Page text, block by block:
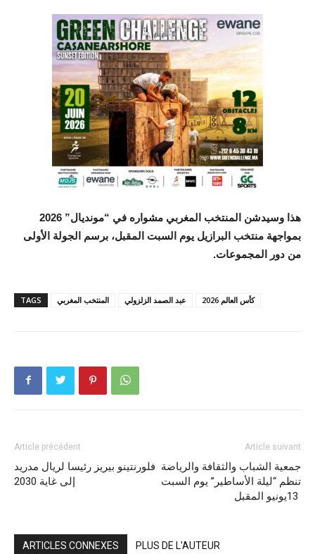
هذا وسيدشن المنتخب المغربي مشواره في “مونديال” 2026
بمواجهة منتخب البرازيل يوم السبت المقبل، برسم الجولة الأولى
من دور المجموعات.
TAGS المنتخب المغربي عبد الصمد الزلزولي كأس العالم 2026
Article précédent
فلورنتينو بيريز رئيسا لريال مدريد
إلى غاية 2030
Article suivant
جمعية الشباب والثقافة والرياضة
تنظم “ليلة الأساطير” يوم السبت
ARTICLES CONNEXES PLUS DE L'AUTEUR